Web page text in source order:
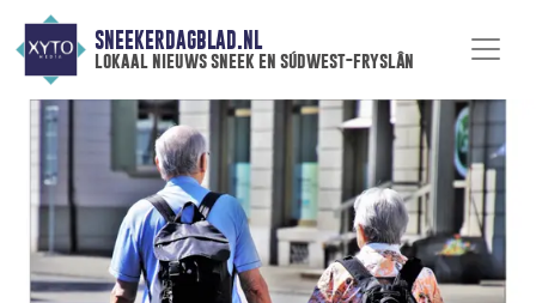
SNEEKERDAGBLAD.NL
lokaal nieuws sneek en súdwest-fryslân